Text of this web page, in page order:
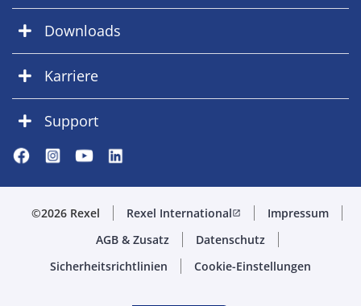
Downloads
Karriere
Support
©2026 Rexel Rexel Internationalopen_in_new
Impressum
AGB & Zusatz
Datenschutz
Sicherheitsrichtlinien
Cookie-Einstellungen